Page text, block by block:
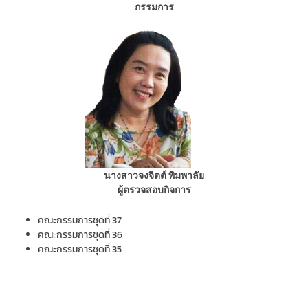
กรรมการ
นางสาวจงจิตต์ พิมพาลัย
ผู้ตรวจสอบกิจการ
คณะกรรมการชุดที่ 37
คณะกรรมการชุดที่ 36
คณะกรรมการชุดที่ 35